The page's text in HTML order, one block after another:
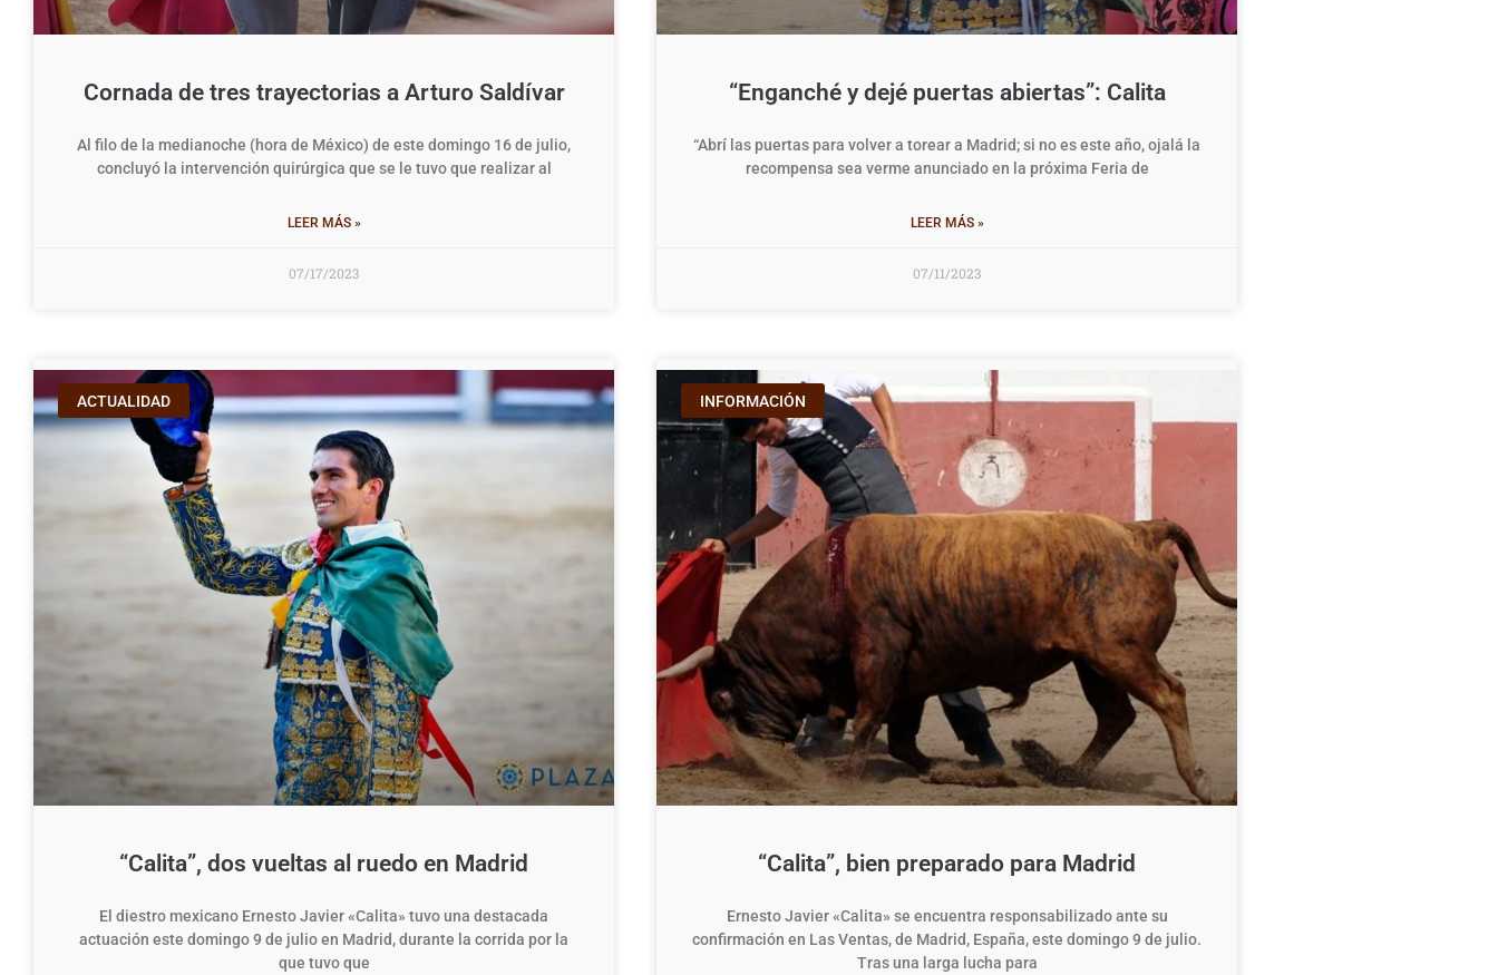
Cornada de tres trayectorias a Arturo Saldívar
Al filo de la medianoche (hora de México) de este domingo 16 de julio,
concluyó la intervención quirúrgica que se le tuvo que realizar al
LEER MÁS »
07/17/2023
“Enganché y dejé puertas abiertas”: Calita
“Abrí las puertas para volver a torear a Madrid; si no es este año, ojalá la
recompensa sea verme anunciado en la próxima Feria de
LEER MÁS »
07/11/2023
ACTUALIDAD
“Calita”, dos vueltas al ruedo en Madrid
El diestro mexicano Ernesto Javier «Calita» tuvo una destacada
actuación este domingo 9 de julio en Madrid, durante la corrida por la
que tuvo que
INFORMACIÓN
“Calita”, bien preparado para Madrid
Ernesto Javier «Calita» se encuentra responsabilizado ante su
confirmación en Las Ventas, de Madrid, España, este domingo 9 de julio.
Tras una larga lucha para